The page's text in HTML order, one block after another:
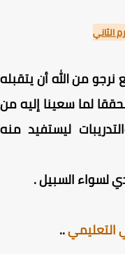
من الله أن يتقبله
لما سعينا إليه من
ليستفيد منه
لسواء السبيل .
..